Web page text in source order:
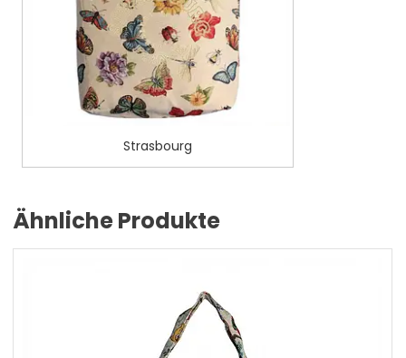
Strasbourg
Ähnliche Produkte